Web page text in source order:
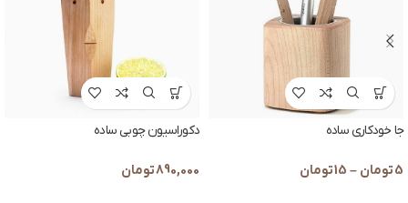
جا خودکاری ساده
5تومان –
15تومان
دکوراسیون چوبی ساده
890,000تومان